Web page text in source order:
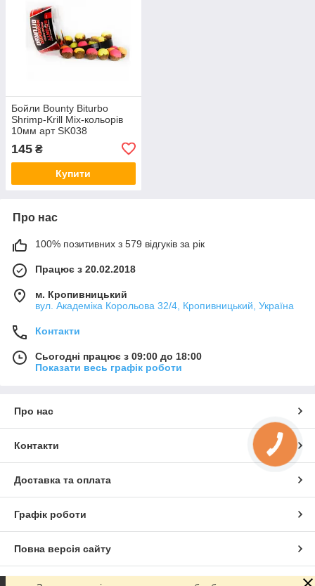
Бойли Bounty Biturbo
Shrimp-Krill Mix-кольорів
10мм арт SK038
145 ₴
Купити
Про нас
100% позитивних з 579 відгуків за рік
Працює з 20.02.2018
м. Кропивницький
вул. Академіка Корольова 32/4, Кропивницький, Україна
Контакти
Сьогодні працює з 09:00 до 18:00
Показати весь графік роботи
Про нас
Контакти
Доставка та оплата
Графік роботи
Повна версія сайту
Сайт створено на маркетплейсі Prom.ua
КНОПКА
ЗВ'ЯЗКУ